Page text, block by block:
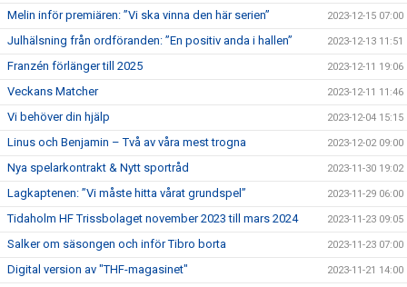
Melin inför premiären: ”Vi ska vinna den här serien” 2023-12-15 07:00
Julhälsning från ordföranden: ”En positiv anda i hallen” 2023-12-13 11:51
Franzén förlänger till 2025 2023-12-11 19:06
Veckans Matcher 2023-12-11 11:46
Vi behöver din hjälp 2023-12-04 15:15
Linus och Benjamin – Två av våra mest trogna 2023-12-02 09:00
Nya spelarkontrakt & Nytt sportråd 2023-11-30 19:02
Lagkaptenen: ”Vi måste hitta vårat grundspel” 2023-11-29 06:00
Tidaholm HF Trissbolaget november 2023 till mars 2024 2023-11-23 09:05
Salker om säsongen och inför Tibro borta 2023-11-23 07:00
Digital version av "THF-magasinet" 2023-11-21 14:00